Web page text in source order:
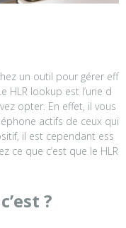
un outil pour gérer eff
HLR lookup est l’une d
opter. En effet, il vous
actifs de ceux qui
il est cependant ess
ce que c’est que le HLR
?